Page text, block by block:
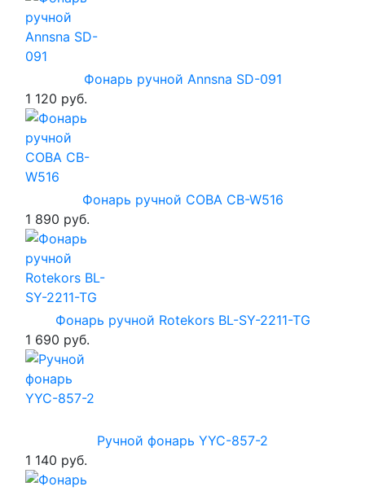
Фонарь ручной Annsna SD-091
1 120 руб.
Фонарь ручной COBA CB-W516
1 890 руб.
Фонарь ручной Rotekors BL-SY-2211-TG
1 690 руб.
Ручной фонарь YYC-857-2
1 140 руб.